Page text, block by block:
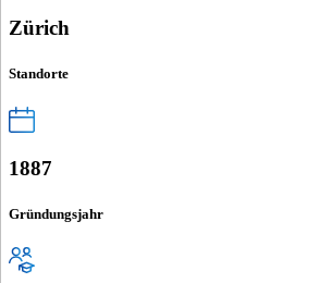
Zürich
Standorte
1887
Gründungsjahr